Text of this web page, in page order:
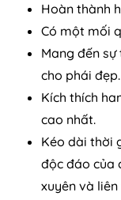
Hoàn thành
Có một mối
Mang đến
cho phái đẹp.
Kích thích
cao nhất.
Kéo dài thời
độc đáo của
xuyên và liên